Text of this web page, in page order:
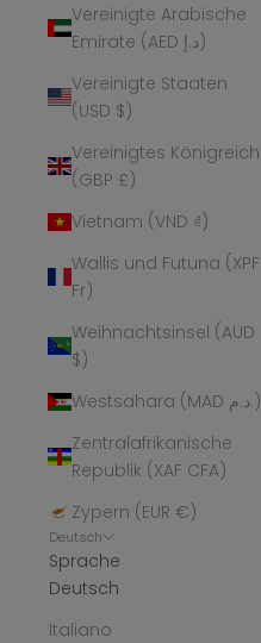
Vereinigte Arabische
Emirate (AED د.إ)
Vereinigte Staaten
(USD $)
Vereinigtes Königreich
(GBP £)
Vietnam (VND ₫)
Wallis und Futuna (XPF
Fr)
Weihnachtsinsel (AUD
$)
Westsahara (MAD د.م.)
Zentralafrikanische
Republik (XAF CFA)
Zypern (EUR €)
Deutsch
Sprache
Deutsch
Italiano